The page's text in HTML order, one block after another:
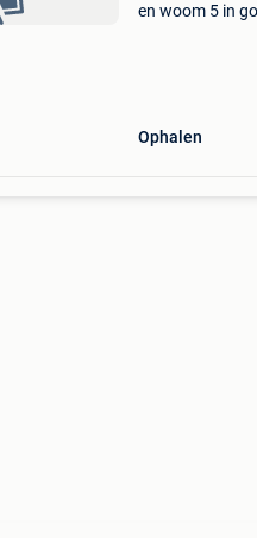
en woom 5 in
Ophalen